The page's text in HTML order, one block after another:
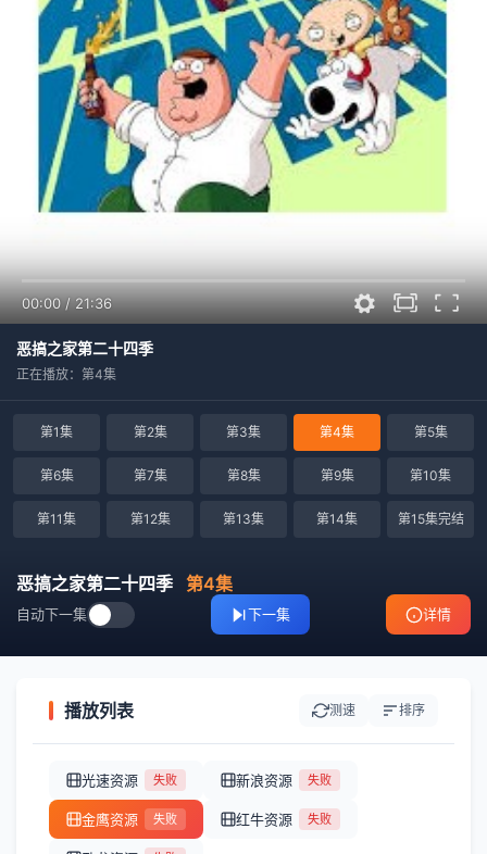
00:00/21:36
恶搞之家第二十四季
正在播放：第4集
第1集 第2集 第3集 第4集 第5集
第6集 第7集 第8集 第9集 第10集
第11集 第12集 第13集 第14集 第15集完结
恶搞之家第二十四季 第4集
自动下一集 下一集 详情
播放列表 测速 排序
光速资源 失败 新浪资源 失败
金鹰资源 失败 红牛资源 失败